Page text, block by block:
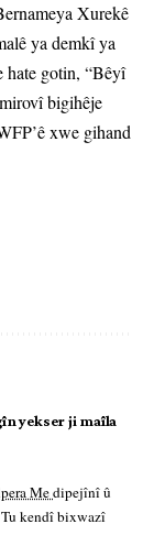
Xurekê
ya demkî ya
hate gotin, “Bêyî
bigihêje
xwe gihand
yekser ji maîla
Medipejînî û
kendî bixwazî